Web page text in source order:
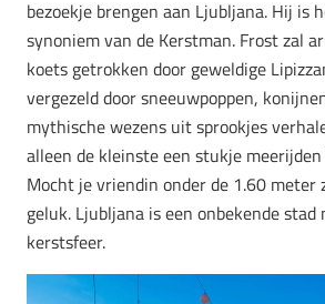
bezoekje brengen aan Ljubljana. Hij is
synoniem van de Kerstman. Frost zal
koets getrokken door geweldige
vergezeld door sneeuwpoppen,
mythische wezens uit sprookjes
alleen de kleinste een stukje
Mocht je vriendin onder de 1.60 meter
geluk. Ljubljana is een onbekende stad
kerstsfeer.